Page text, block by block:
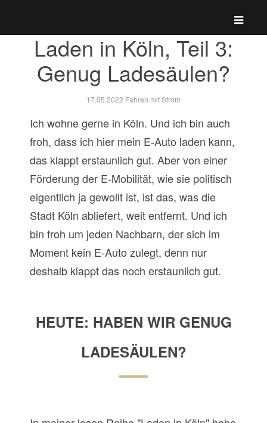
Laden in Köln, Teil 3:
Genug Ladesäulen?
17.05.2022 Fahren mit Strom
Ich wohne gerne in Köln. Und ich bin auch
froh, dass ich hier mein E-Auto laden kann,
das klappt erstaunlich gut. Aber von einer
Förderung der E-Mobilität, wie sie politisch
eigentlich ja gewollt ist, ist das, was die
Stadt Köln abliefert, weit entfernt. Und ich
bin froh um jeden Nachbarn, der sich im
Moment kein E-Auto zulegt, denn nur
deshalb klappt das noch erstaunlich gut.
HEUTE: HABEN WIR GENUG
LADESÄULEN?